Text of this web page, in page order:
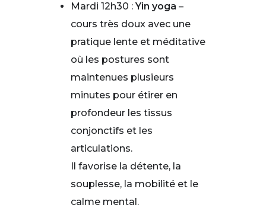
Mardi 12h30 :Yin yoga –
cours très doux avec une
pratique lente et méditative
où les postures sont
maintenues plusieurs
minutes pour étirer en
profondeur les tissus
conjonctifs et les
articulations.
Il favorise la détente, la
souplesse, la mobilité et le
calme mental.